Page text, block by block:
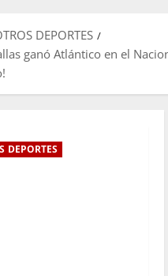
DEPORTES
ganó Atlántico en el
DEPORTES